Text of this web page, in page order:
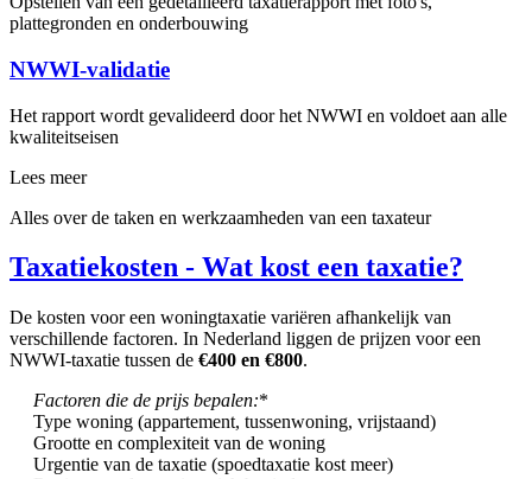
plattegronden en onderbouwing
NWWI-validatie
Het rapport wordt gevalideerd door het NWWI en voldoet aan alle
kwaliteitseisen
Lees meer
Alles over de taken en werkzaamheden van een taxateur
Taxatiekosten - Wat kost een taxatie?
De kosten voor een woningtaxatie variëren afhankelijk van
verschillende factoren. In Nederland liggen de prijzen voor een
NWWI-taxatie tussen de €400 en €800.
Factoren die de prijs bepalen:*
Type woning (appartement, tussenwoning, vrijstaand)
Grootte en complexiteit van de woning
Urgentie van de taxatie (spoedtaxatie kost meer)